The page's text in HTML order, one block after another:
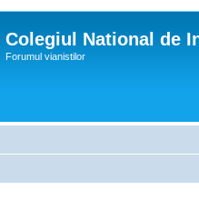
Colegiul National de
Forumul vianistilor